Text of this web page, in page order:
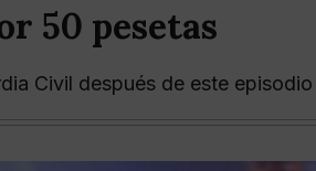
50 pesetas
Civil después de este episodio